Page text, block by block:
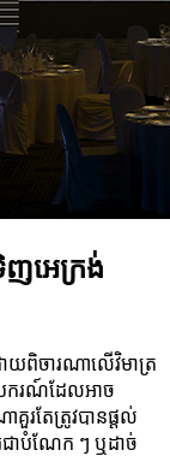
ញអេក្រង់
ពិចារណាលើវិមាត្រ
បករណ៍ដែលអាច
គួរតែត្រូវបានផ្តល់
រជាបំណែក ៗ ឬដាច់